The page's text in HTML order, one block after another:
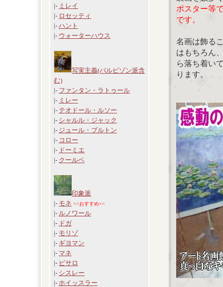
|- ミレイ
|- ロセッティ
|- ハント
|- ウォーターハウス
写実主義(バルビゾン派含
む)
|- ファンタン・ラトゥール
|- ミレー
|- テオドール・ルソー
|- シャルル・ジャック
|- ジュール・ブルトン
|- コロー
|- ドーミエ
|- クールベ
印象派
|- モネ >>おすすめ<<
|- ルノワール
|- ドガ
|- モリゾ
|- ギヨマン
|- マネ
|- ピサロ
|- シスレー
|- ホイッスラー
ポスター等
です。
名画は飾る
はもちろん
ら落ち着い
ります。